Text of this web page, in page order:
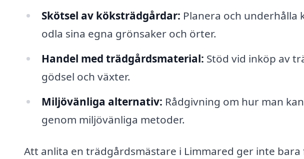
Skötsel av köksträdgårdar: Planera och underhålla
odla sina egna grönsaker och örter.
Handel med trädgårdsmaterial: Stöd vid inköp av
gödsel och växter.
Miljövänliga alternativ: Rådgivning om hur man
genom miljövänliga metoder.
Att anlita en trädgårdsmästare i Limmared ger inte